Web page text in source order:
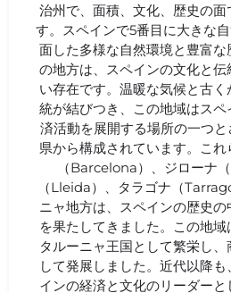
治州で、面積、文化、歴史の
す。スペインで5番目に大きな
面した多様な自然環境と豊富な
の地方は、スペインの文化と
い存在です。温暖な気候と古
統が結びつき、この地域はス
済活動を展開する場所の一つ
県から構成されています。こ
（Barcelona）、ジローナ
（Lleida）、タラゴナ（
ニャ地方は、スペインの歴史
を果たしてきました。この地
タルーニャ王国として繁栄し
して発展しました。近代以降
インの経済と文化のリーダー